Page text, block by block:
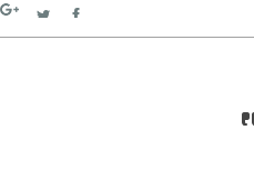
Facebook
Twitter